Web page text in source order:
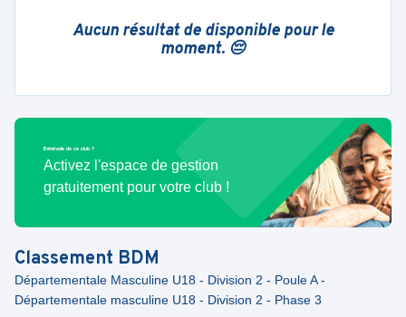
Aucun résultat de disponible pour le
moment. 😔
Bénévole de ce club ?
Activez l'espace de gestion
gratuitement pour votre club !
Classement BDM
Départementale Masculine U18 - Division 2 - Poule A -
Départementale masculine U18 - Division 2 - Phase 3